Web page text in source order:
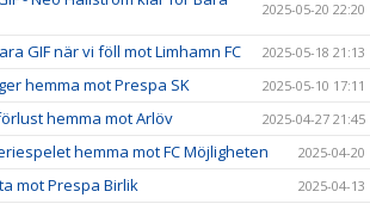
2025-05-20 22:20
GIF när vi föll mot Limhamn FC 2025-05-18 21:13
hemma mot Prespa SK 2025-05-10 17:11
hemma mot Arlöv 2025-04-27 21:45
hemma mot FC Möjligheten 2025-04-20
mot Prespa Birlik 2025-04-13